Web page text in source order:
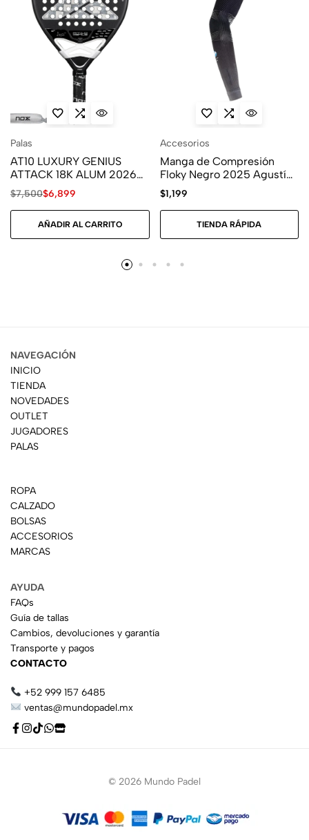
Palas
AT10 LUXURY GENIUS
ATTACK 18K ALUM 2026
BY AGUSTÍN TAPIA
$7,500$6,899
AÑADIR AL CARRITO
Accesorios
Manga de Compresión
Floky Negro 2025 Agustín
Tapia
$1,199
TIENDA RÁPIDA
NAVEGACIÓN
INICIO
TIENDA
NOVEDADES
OUTLET
JUGADORES
PALAS
ROPA
CALZADO
BOLSAS
ACCESORIOS
MARCAS
AYUDA
FAQs
Guía de tallas
Cambios, devoluciones y garantía
Transporte y pagos
CONTACTO
+52 999 157 6485
ventas@mundopadel.mx
© 2026 Mundo Padel